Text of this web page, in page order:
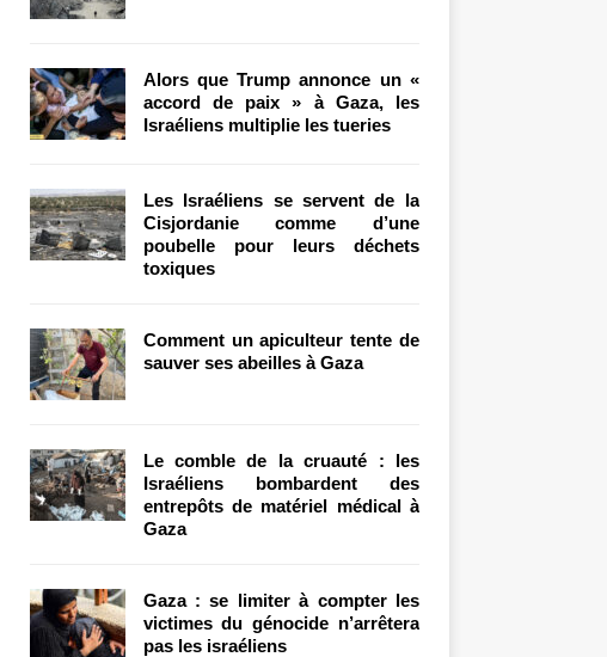
Alors que Trump annonce un «
accord de paix » à Gaza, les
Israéliens multiplie les tueries
Les Israéliens se servent de la
Cisjordanie comme d’une
poubelle pour leurs déchets
toxiques
Comment un apiculteur tente de
sauver ses abeilles à Gaza
Le comble de la cruauté : les
Israéliens bombardent des
entrepôts de matériel médical à
Gaza
Gaza : se limiter à compter les
victimes du génocide n’arrêtera
pas les israéliens